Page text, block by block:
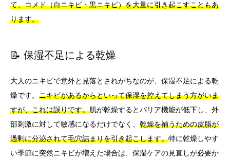
て、コメド（白ニキビ・黒ニキビ）を大量に引き起こすこともあ
ります。
📝 保湿不足による乾燥
大人のニキビで意外と見落とされがちなのが、保湿不足による乾
燥です。 ニキビがあるからといって保湿を控えてしまう方がいま
すが、これは誤りです。肌が乾燥するとバリア機能が低下し、外
部刺激に対して敏感になるだけでなく、 乾燥を補うための皮脂が
過剰に分泌されて毛穴詰まりを引き起こします。特に乾燥しやす
い季節に突然ニキビが増えた場合は、保湿ケアの見直しが必要か